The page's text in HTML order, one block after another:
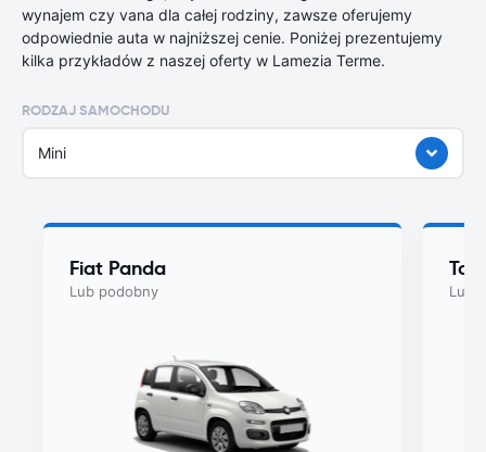
wynajem czy vana dla całej rodziny, zawsze oferujemy
odpowiednie auta w najniższej cenie. Poniżej prezentujemy
kilka przykładów z naszej oferty w Lamezia Terme.
RODZAJ SAMOCHODU
Mini
Fiat Panda
Lub podobny Lub